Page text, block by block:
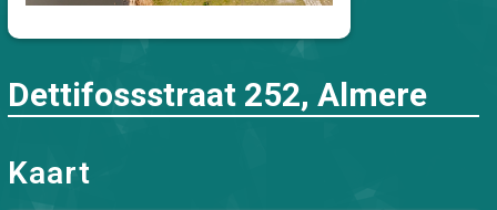
Dettifossstraat 252, Almere
Kaart